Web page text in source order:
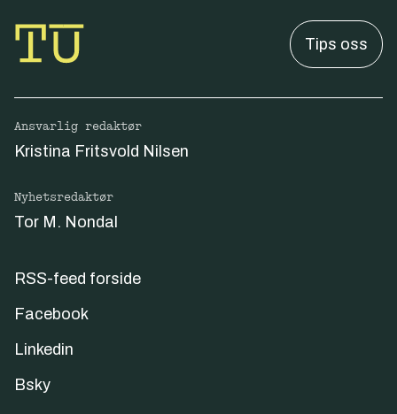
Tips oss
Ansvarlig redaktør
Kristina Fritsvold Nilsen
Nyhetsredaktør
Tor M. Nondal
RSS-feed forside
Facebook
Linkedin
Bsky